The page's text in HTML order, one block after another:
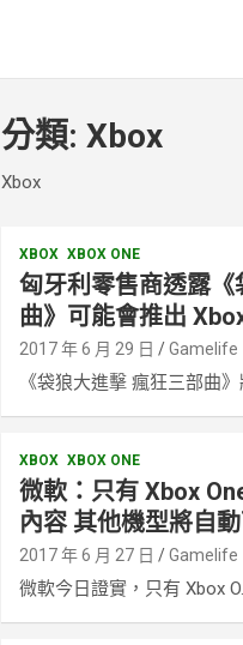
分類:Xbox
Xbox
XBOX XBOX ONE
匈牙利零售商透露
曲》可能會推出
2017 年 6 月 29 日 Gamelife
《袋狼大進擊 瘋狂三部曲》
XBOX XBOX ONE
微軟：只有 Xbox
內容 其他機型將自
2017 年 6 月 27 日 Gamelife
微軟今日證實，只有 Xbox